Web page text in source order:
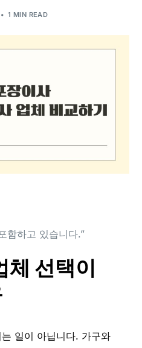
1 MIN READ
함하고 있습니다.”
체 선택이
일이 아닙니다. 가구와